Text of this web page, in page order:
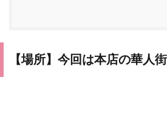
【場所】今回は本店の華人